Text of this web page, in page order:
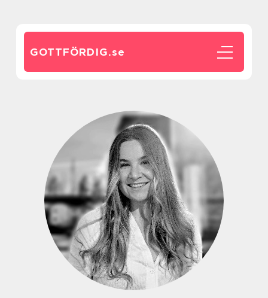
GOTTFÖRDIG.se